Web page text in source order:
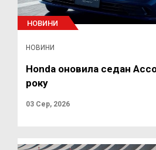
НОВИНИ
НОВИНИ
Honda оновила седан
року
03 Сер, 2026